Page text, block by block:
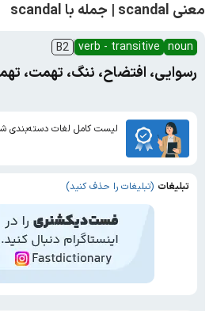
معنی scandal | جمله با scandal
noun
verb - transitive
B2
رسوایی، افتضاح، ننگ، تهمت،
لیست کامل لغات دسته‌بندی
تبلیغات (تبلیغات را حذف کنید)